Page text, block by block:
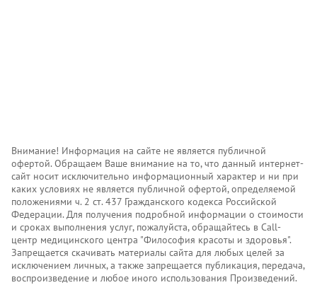
Внимание! Информация на сайте не является публичной
офертой. Обращаем Ваше внимание на то, что данный интернет-
сайт носит исключительно информационный характер и ни при
каких условиях не является публичной офертой, определяемой
положениями ч. 2 ст. 437 Гражданского кодекса Российской
Федерации. Для получения подробной информации о стоимости
и сроках выполнения услуг, пожалуйста, обращайтесь в Call-
центр медицинского центра "Философия красоты и здоровья".
Запрещается скачивать материалы сайта для любых целей за
исключением личных, а также запрещается публикация, передача,
воспроизведение и любое иного использования Произведений.